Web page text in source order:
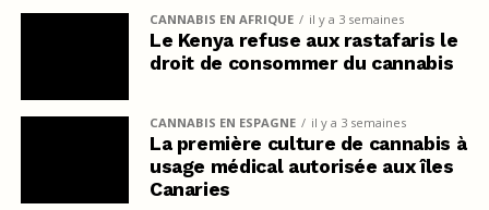
CANNABIS EN AFRIQUE il y a 3 semaines
Le Kenya refuse aux rastafaris le
droit de consommer du cannabis
CANNABIS EN ESPAGNE il y a 3 semaines
La première culture de cannabis à
usage médical autorisée aux îles
Canaries